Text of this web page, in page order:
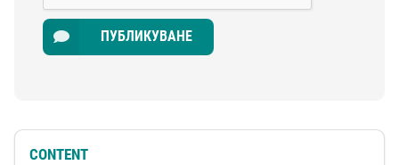
ПУБЛИКУВАНЕ
CONTENT